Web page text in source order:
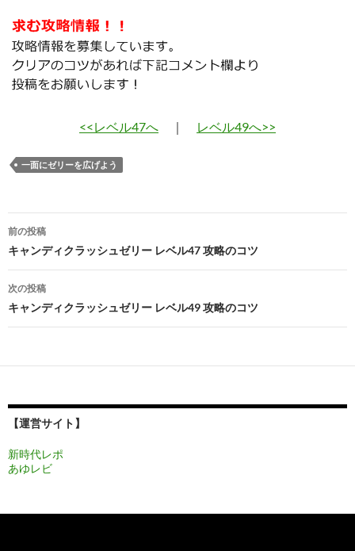
<<レベル47へ ｜ レベル49へ>>
一面にゼリーを広げよう
投
稿
ナ
ビ
ゲ
ー
ョ
ン
前の投稿
キャンディクラッシュゼリー レベル47 攻略のコツ
次の投稿
キャンディクラッシュゼリー レベル49 攻略のコツ
【運営サイト】
新時代レポ
あゆレビ